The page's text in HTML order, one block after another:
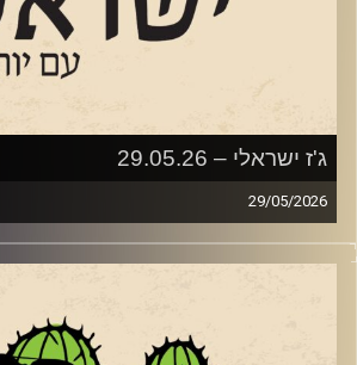
ג'ז ישראלי – 29.05.26
29/05/2026
השבוע בג'ז ישראלי
https://live.tickchak.co.il/hkYxOYkno